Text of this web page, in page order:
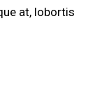
at, lobortis